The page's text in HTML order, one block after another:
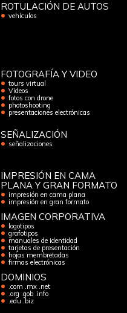
ROTULACIÓN DE AUTOS
vehículos
FOTOGRAFÍA Y VIDEO
tours virtual
Videos
fotos con drone
photoshooting
presentaciones electrónicas
SEÑALIZACIÓN
señalizaciones
IMPRESIÓN EN CAMA
PLANA Y GRAN FORMATO
impresión en cama plana
impresión en gran formato
IMAGEN CORPORATIVA
logotipos
grafotipos
manuales de identidad
tarjetas de presentación
hojas membretadas
firmas electrónicas
DOMINIOS
.com .mx .net
.org .gob .info
.edu .biz